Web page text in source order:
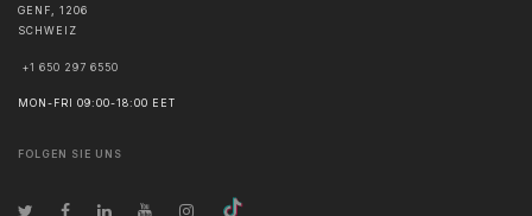
GENF, 1206
SCHWEIZ
+1 650 297 6550
MON-FRI 09:00-18:00 EET
FOLGEN SIE UNS